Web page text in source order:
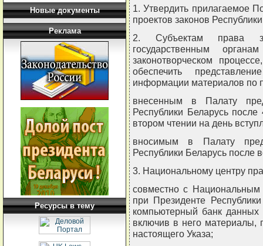
Новые документы
Реклама
Ресурсы в тему
1. Утвердить прилагаемое
проектов законов
2. Субъектам права
государственным
законотворческом
обеспечить
информации материалов по
внесенным в Палату
Республики Беларусь
втором чтении на день
вносимым в Палату
Республики Беларусь после
3. Национальному центру
совместно с Национальным
при Президенте
компьютерный банк данных
включив в него материалы,
настоящего Указа;